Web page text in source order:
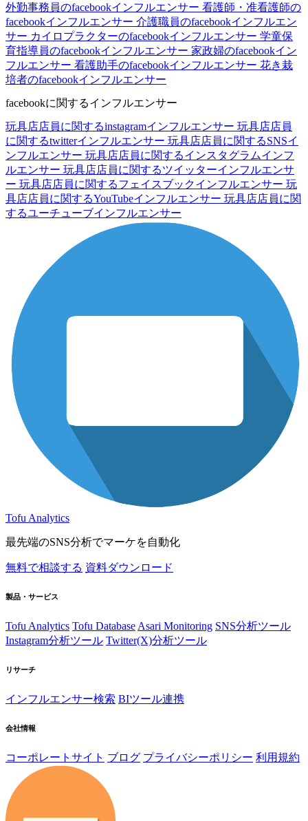
外勤事務員のfacebookインフルエンサー 看護師・准看護師の
facebookインフルエンサー 介護職員のfacebookインフルエン
サー カイロプラクターのfacebookインフルエンサー 学童保
育指導員のfacebookインフルエンサー 家政婦のfacebookイン
フルエンサー 看護助手のfacebookインフルエンサー 花き栽
培者のfacebookインフルエンサー
facebookに関するインフルエンサー
玩具店店員に関するinstagramインフルエンサー 玩具店店員
に関するtwitterインフルエンサー 玩具店店員に関するSNSイ
ンフルエンサー 玩具店店員に関するインスタグラムインフ
ルエンサー 玩具店店員に関するツイッターインフルエンサ
ー 玩具店店員に関するフェイスブックインフルエンサー 玩
具店店員に関するYouTubeインフルエンサー 玩具店店員に関
するユーチューブインフルエンサー
Tofu Analytics
最先端のSNS分析でマーケを自動化
無料で相談する 資料ダウンロード
製品・サービス
Tofu Analytics Tofu Database Asari Monitoring SNS分析ツール
Instagram分析ツール Twitter(X)分析ツール
リサーチ
インフルエンサー検索 BIツール連携
会社情報
コーポレートサイト ブログ プライバシーポリシー 利用規約